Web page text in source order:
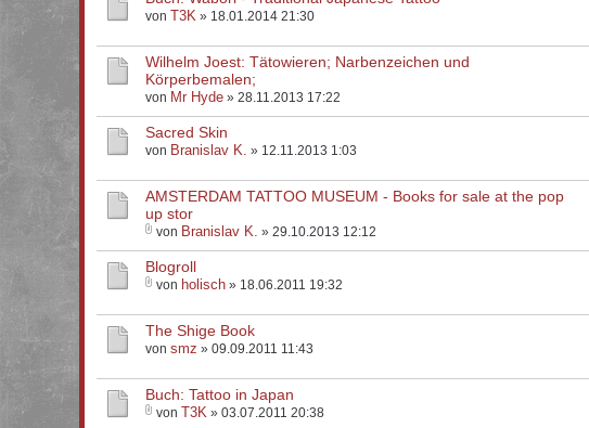
von T3K » 18.01.2014 21:30
Wilhelm Joest: Tätowieren; Narbenzeichen und
Körperbemalen;
von Mr Hyde » 28.11.2013 17:22
Sacred Skin
von Branislav K. » 12.11.2013 1:03
AMSTERDAM TATTOO MUSEUM - Books for sale at the pop
up stor
von Branislav K. » 29.10.2013 12:12
Blogroll
von holisch » 18.06.2011 19:32
The Shige Book
von smz » 09.09.2011 11:43
Buch: Tattoo in Japan
von T3K » 03.07.2011 20:38